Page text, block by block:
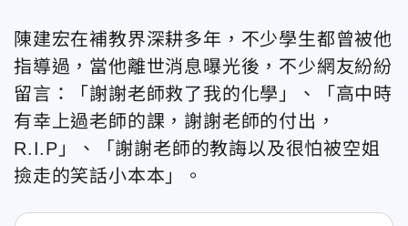
陳建宏在補教界深耕多年，不少學生都曾被他
指導過，當他離世消息曝光後，不少網友紛紛
留言：「謝謝老師救了我的化學」、「高中時
有幸上過老師的課，謝謝老師的付出，
R.I.P」、「謝謝老師的教誨以及很怕被空姐
撿走的笑話小本本」。